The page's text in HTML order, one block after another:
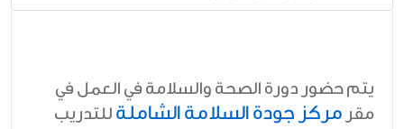
يتم حضور دورة الصحة والسلامة في العمل في
مقر مركز جودة السلامة الشاملة للتدريب